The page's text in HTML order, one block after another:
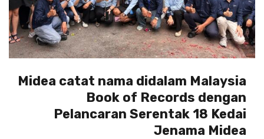
Midea catat nama didalam Malaysia
Book of Records dengan
Pelancaran Serentak 18 Kedai
Jenama Midea